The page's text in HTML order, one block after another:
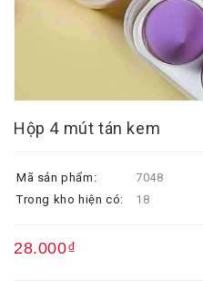
Hộp 4 mút tán kem
Mã sản phẩm:
7048
Trong kho hiện có:
18
28.000₫